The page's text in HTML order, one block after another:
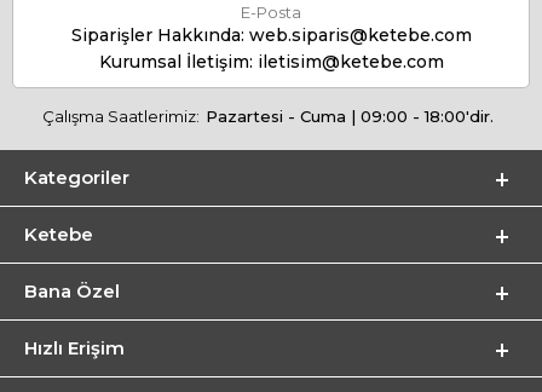
E-Posta
Siparişler Hakkında: web.siparis@ketebe.com
Kurumsal İletişim: iletisim@ketebe.com
Çalışma Saatlerimiz: Pazartesi - Cuma | 09:00 - 18:00'dir.
Kategoriler
Ketebe
Bana Özel
Hızlı Erişim